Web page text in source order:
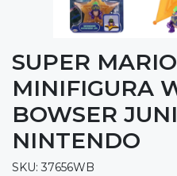
SUPER
MINIFIGURA
BOWSER
NINTENDO
SKU: 37656WB